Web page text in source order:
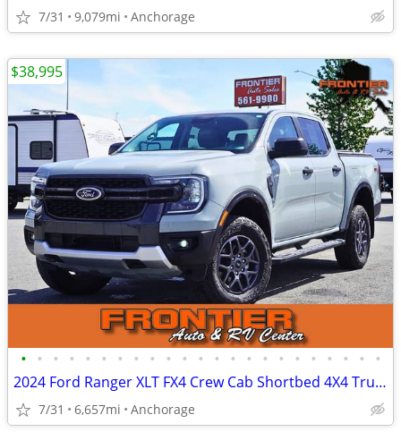
7/31 9,079mi Anchorage
• • • • • • • • • • • • • • • • • • • • • • •
2024 Ford Ranger XLT FX4 Crew Cab Shortbed 4X4 Truck ONLY 6K MILES
7/31 6,657mi Anchorage
$38,995